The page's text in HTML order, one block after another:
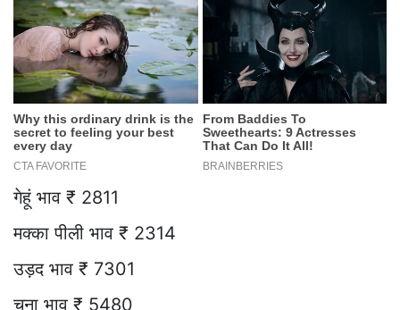
गेहूं भाव ₹ 2811
मक्का पीली भाव ₹ 2314
उड़द भाव ₹ 7301
चना भाव ₹ 5480